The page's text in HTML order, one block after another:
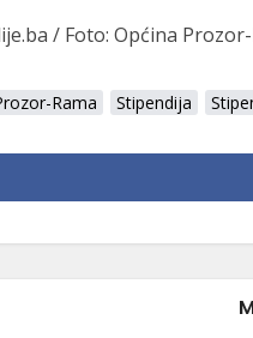
/ Foto: Općina
Rama Stipendija